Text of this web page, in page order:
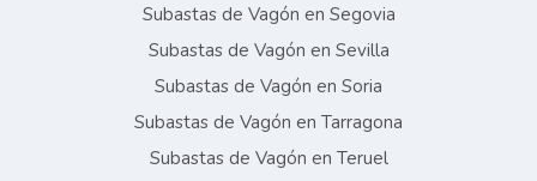
Subastas de Vagón en Segovia
Subastas de Vagón en Sevilla
Subastas de Vagón en Soria
Subastas de Vagón en Tarragona
Subastas de Vagón en Teruel